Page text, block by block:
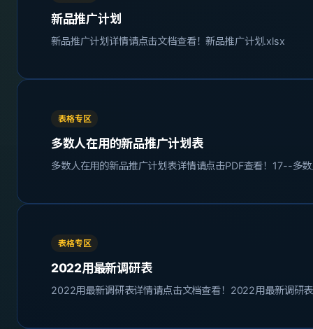
新品推广计划
新品推广计划详情请点击文档查看！新品推广计划.xlsx
表格专区
多数人在用的新品推广计划表
多数人在用的新品推广计划表详情请点击PDF查看！17--多
表格专区
2022用最新调研表
2022用最新调研表详情请点击文档查看！2022用最新调研